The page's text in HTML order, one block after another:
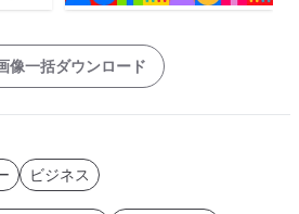
像一括ダウンロード
ビジネス